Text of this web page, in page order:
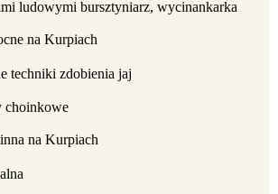
ludowymi bursztyniarz, wycinankarka
na Kurpiach
techniki zdobienia jaj
choinkowe
na Kurpiach